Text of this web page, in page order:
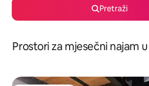
Pretraži
Prostori za mjesečni najam